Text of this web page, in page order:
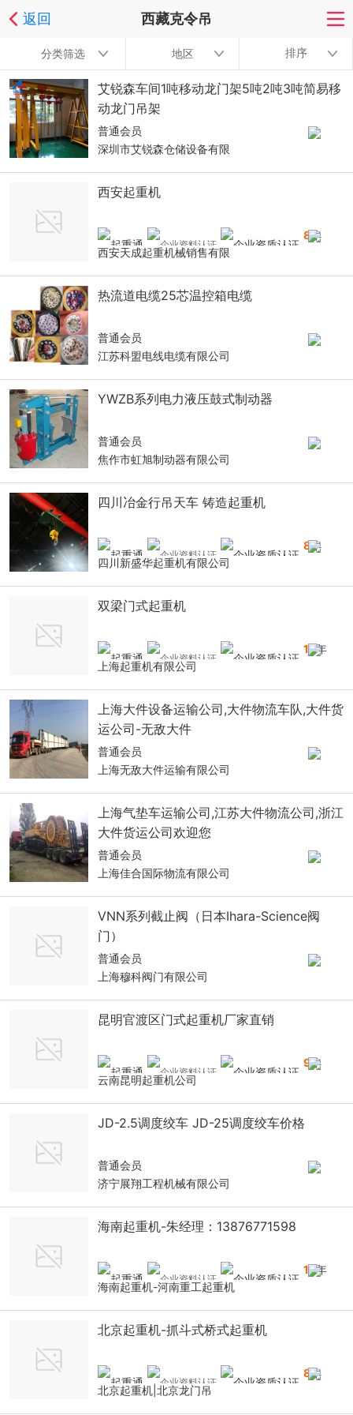
返回 西藏克令吊
分类筛选 地区 排序
艾锐森车间1吨移动龙门架5吨2吨3吨简易移
动龙门吊架
普通会员
深圳市艾锐森仓储设备有限
西安起重机
8年
西安天成起重机械销售有限
热流道电缆25芯温控箱电缆
普通会员
江苏科盟电线电缆有限公司
YWZB系列电力液压鼓式制动器
普通会员
焦作市虹旭制动器有限公司
四川冶金行吊天车 铸造起重机
8年
四川新盛华起重机有限公司
双梁门式起重机
16年
上海起重机有限公司
上海大件设备运输公司,大件物流车队,大件货
运公司-无敌大件
普通会员
上海无敌大件运输有限公司
上海气垫车运输公司,江苏大件物流公司,浙江
大件货运公司欢迎您
普通会员
上海佳合国际物流有限公司
VNN系列截止阀（日本Ihara-Science阀
门）
普通会员
上海穆科阀门有限公司
昆明官渡区门式起重机厂家直销
9年
云南昆明起重机公司
JD-2.5调度绞车 JD-25调度绞车价格
普通会员
济宁展翔工程机械有限公司
海南起重机-朱经理：13876771598
14年
海南起重机-河南重工起重机
北京起重机-抓斗式桥式起重机
8年
北京起重机|北京龙门吊